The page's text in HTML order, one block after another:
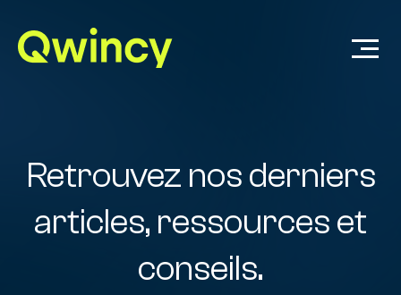
Retrouvez nos derniers
articles, ressources et
conseils.